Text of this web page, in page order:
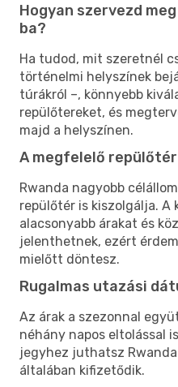
Hogyan szervezd
ba?
Ha tudod, mit szeretnél
történelmi helyszínek
túrákról –, könnyebb
repülőtereket, és
majd a helyszínen.
A megfelelő
Rwanda nagyobb
repülőtér is kiszolgálja. A
alacsonyabb árakat és
jelenthetnek, ezért
mielőtt döntesz.
Rugalmas utazási
Az árak a szezonnal
néhány napos eltolással
jegyhez juthatsz
általában kifizetődik.